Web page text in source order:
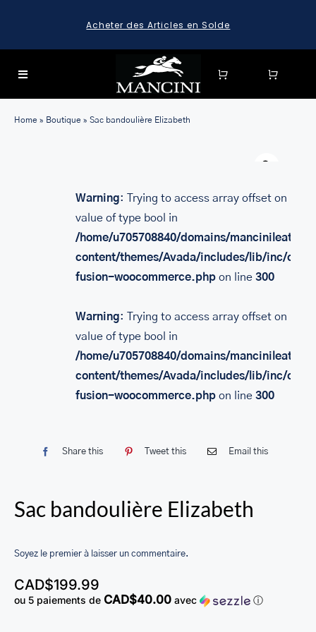
content
Acheter des Articles en Solde
Toggle
FOR:
HARD CASE SPINNER LUGGAGE SETS & CARRY-ON
LUGGAGE
LEATHER BAGS
PORTEFEUILLE EN CUIR
ACCESSOIRES
LEATHER TOILETRY BAG COLLECTION
BUSINESS CARD HOLDER FOR MEN & WOMEN
LEATHER COIN PURSE
Home » Boutique » Sac bandoulière Elizabeth
Warning: Trying to access array offset on
value of type bool in
/home/u705708840/domains/
content/themes/Avada/includes/lib/inc/
fusion-woocommerce.phpon line 300
Warning: Trying to access array offset on
value of type bool in
/home/u705708840/domains/
content/themes/Avada/includes/lib/inc/
fusion-woocommerce.phpon line 300
Share this Tweet this Email this
Sac bandoulière Elizabeth
Soyez le premier à laisser un commentaire.
CAD$199.99
ou 5 paiements de CAD$40.00 avec ⓘ